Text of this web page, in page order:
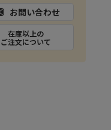
お問い合わせ
在庫以上の
ご注文について